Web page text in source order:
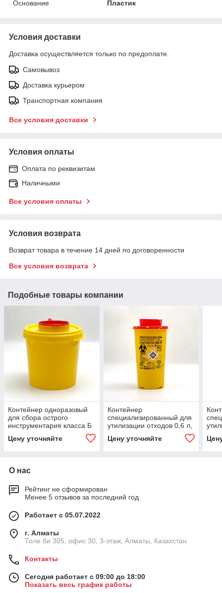
Основание
Пластик
Условия доставки
Доставка осуществляется только по предоплате.
Самовывоз
Доставка курьером
Транспортная компания
Все условия доставки
Условия оплаты
Оплата по реквизитам
Наличными
Все условия оплаты
Условия возврата
Возврат товара в течение 14 дней по договоренности
Все условия возврата
Подобные товары компании
Контейнер одноразовый
для сбора острого
инструментария класса Б
МК-01 "МедКом", объем
1,0 л
Цену уточняйте
Контейнер
специализированный для
утилизации отходов 0,6 л,
Цену уточняйте
О нас
Рейтинг не сформирован
Менее 5 отзывов за последний год
Работает с 05.07.2022
г. Алматы
Толе би 305, офис 30, 3-этаж, Алматы, Казахстан
Контакты
Сегодня работает с 09:00 до 18:00
Показать весь график работы